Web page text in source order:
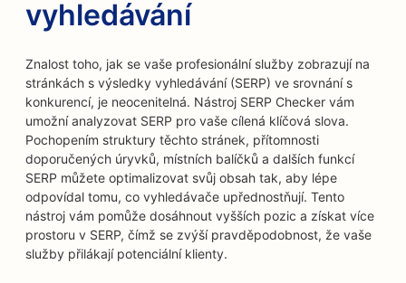
vyhledávání
Znalost toho, jak se vaše profesionální služby zobrazují na
stránkách s výsledky vyhledávání (SERP) ve srovnání s
konkurencí, je neocenitelná. Nástroj SERP Checker vám
umožní analyzovat SERP pro vaše cílená klíčová slova.
Pochopením struktury těchto stránek, přítomnosti
doporučených úryvků, místních balíčků a dalších funkcí
SERP můžete optimalizovat svůj obsah tak, aby lépe
odpovídal tomu, co vyhledávače upřednostňují. Tento
nástroj vám pomůže dosáhnout vyšších pozic a získat více
prostoru v SERP, čímž se zvýší pravděpodobnost, že vaše
služby přilákají potenciální klienty.